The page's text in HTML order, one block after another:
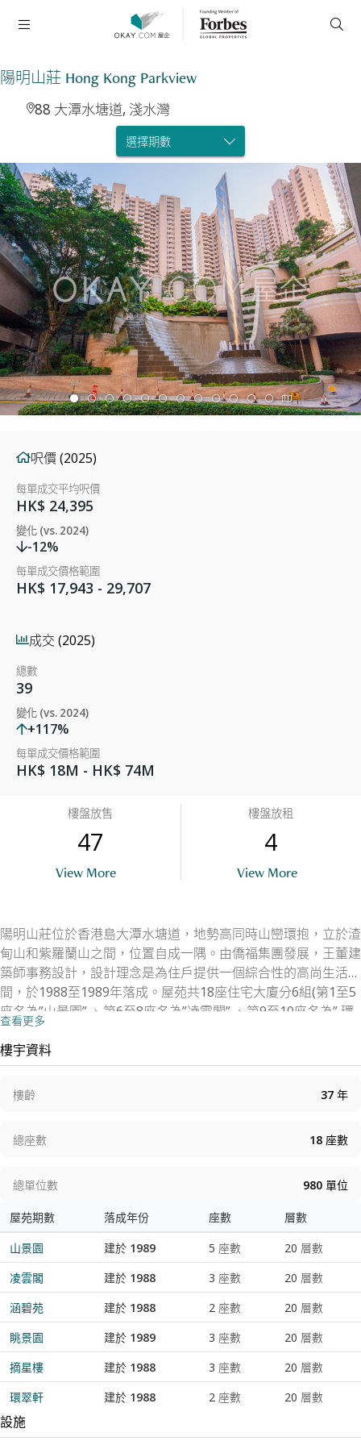
陽明山莊 Hong Kong Parkview
88 大潭水塘道, 淺水灣
選擇期數
呎價 (2025)
每單成交平均呎價
HK$ 24,395
變化 (vs. 2024)
-12%
每單成交價格範圍
HK$ 17,943 - 29,707
成交 (2025)
總數
39
變化 (vs. 2024)
+117%
每單成交價格範圍
HK$ 18M - HK$ 74M
樓盤放售
47
View More
樓盤放租
4
View More
陽明山莊位於香港島大潭水塘道，地勢高同時山巒環抱，立於渣
甸山和紫羅蘭山之間，位置自成一隅。由僑福集團發展，王董建
築師事務設計，設計理念是為住戶提供一個綜合性的高尚生活空
間，於1988至1989年落成。屋苑共18座住宅大廈分6組(第1至5
座名為”山景園” 、第6至8座名為”凌雲閣” 、第9至10座名為” 環
翠軒” 、第11至12座名為” 涵碧苑 ” 、第13至15座名為” 摘星樓 ”
、第16至18座名為” 眺景園”)圍繞著中央位置的廣闊園林及大型
會所而建。各座的住宅樓層均從1樓開始到23樓，每層2至6伙，
實用面積由887到2308平方呎，部份配置有露台，頂樓單位連私
乓球室、攀石場、室內籃球場 / 迷你羽毛球場、哥爾夫球練習
於屋苑平台的下層。
查看更多
樓宇資料
樓齡 37 年
總座數 18 座數
總單位數 980 單位
屋苑期數 落成年份 座數
層數
山景園
建於 1989 5 座數 20 層數
凌雲閣
建於 1988 3 座數 20 層數
涵碧苑
建於 1988 2 座數 20 層數
眺景園
建於 1989 3 座數 20 層數
摘星樓
建於 1988 3 座數 20 層數
環翠軒
建於 1988 2 座數 20 層數
設施